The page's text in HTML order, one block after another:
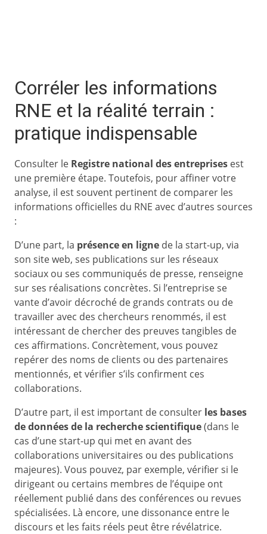
Corréler les informations
RNE et la réalité terrain :
pratique indispensable
Consulter le Registre national des entreprises est
une première étape. Toutefois, pour affiner votre
analyse, il est souvent pertinent de comparer les
informations officielles du RNE avec d’autres sources
:
D’une part, la présence en ligne de la start-up, via
son site web, ses publications sur les réseaux
sociaux ou ses communiqués de presse, renseigne
sur ses réalisations concrètes. Si l’entreprise se
vante d’avoir décroché de grands contrats ou de
travailler avec des chercheurs renommés, il est
intéressant de chercher des preuves tangibles de
ces affirmations. Concrètement, vous pouvez
repérer des noms de clients ou des partenaires
mentionnés, et vérifier s’ils confirment ces
collaborations.
D’autre part, il est important de consulter les bases
de données de la recherche scientifique(dans le
cas d’une start-up qui met en avant des
collaborations universitaires ou des publications
majeures). Vous pouvez, par exemple, vérifier si le
dirigeant ou certains membres de l’équipe ont
réellement publié dans des conférences ou revues
spécialisées. Là encore, une dissonance entre le
discours et les faits réels peut être révélatrice.